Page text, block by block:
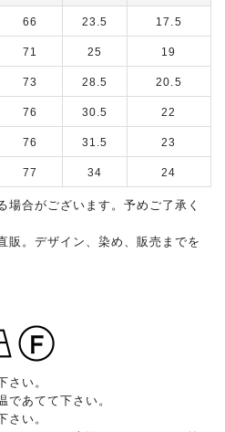
66 23.5 17.5
71 25 19
73 28.5 20.5
76 30.5 22
76 31.5 23
77 34 24
合がございます。予めご了承く
販。デザイン、染め、販売までを
さい。
であてて下さい。
さい。